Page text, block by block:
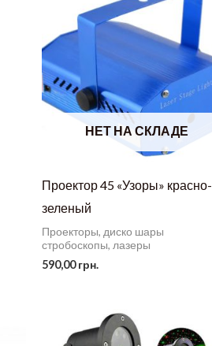
НЕТ НА СКЛАДЕ
Проектор 45 «Узоры» красно-
зеленый
Проекторы, диско шары
стробоскопы, лазеры
590,00грн.